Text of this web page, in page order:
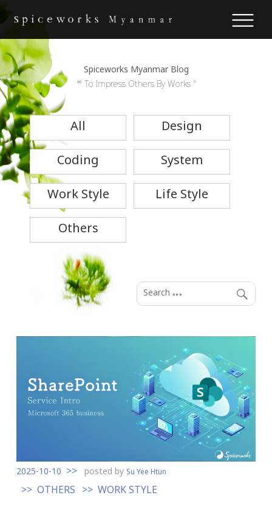
Spiceworks Myanmar Blog
“ To Impress Others By Works "
All
Design
Coding
System
Work Style
Life Style
Others
2025-10-10 posted bySu Yee Htun
OTHERS WORK STYLE